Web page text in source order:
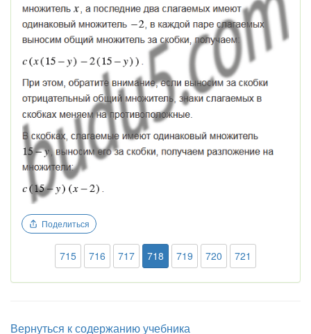
Поделиться
715 716 717 718 719 720 721
Вернуться к содержанию учебника